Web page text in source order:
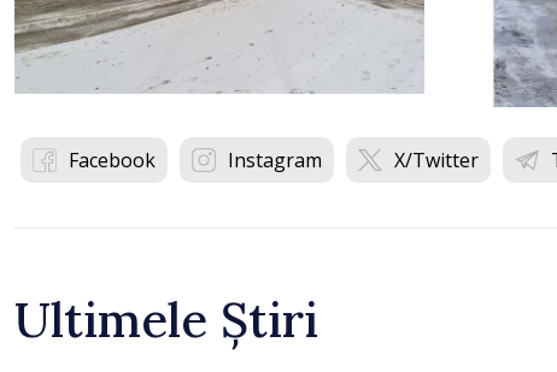
Facebook Instagram X/Twitter
Ultimele Știri